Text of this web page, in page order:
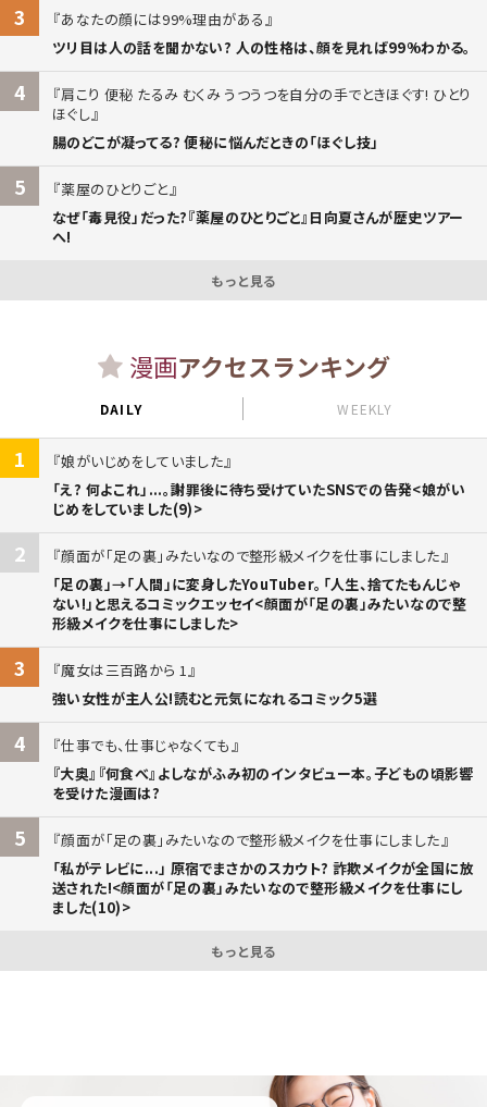
3
あなたの顔には99%理由がある
ツリ目は人の話を聞かない? 人の性格は、顔を見れば99%わかる。
4
肩こり 便秘 たるみ むくみ うつうつを自分の手でときほぐす! ひとり
ほぐし
腸のどこが凝ってる? 便秘に悩んだときの「ほぐし技」
5
薬屋のひとりごと
なぜ「毒見役」だった?『薬屋のひとりごと』日向夏さんが歴史ツアー
へ!
もっと見る
漫画アクセスランキング
DAILY WEEKLY
1
娘がいじめをしていました
「え? 何よこれ」...。謝罪後に待ち受けていたSNSでの告発<娘がい
じめをしていました(9)>
2
顔面が「足の裏」みたいなので整形級メイクを仕事にしました
「足の裏」→「人間」に変身したYouTuber。「人生、捨てたもんじゃ
ない!」と思えるコミックエッセイ<顔面が「足の裏」みたいなので整
形級メイクを仕事にしました>
3
魔女は三百路から 1
強い女性が主人公!読むと元気になれるコミック5選
4
仕事でも、仕事じゃなくても
『大奥』『何食べ』よしながふみ初のインタビュー本。子どもの頃影響
を受けた漫画は?
5
顔面が「足の裏」みたいなので整形級メイクを仕事にしました
「私がテレビに...」 原宿でまさかのスカウト? 詐欺メイクが全国に放
送された!<顔面が「足の裏」みたいなので整形級メイクを仕事にし
ました(10)>
もっと見る